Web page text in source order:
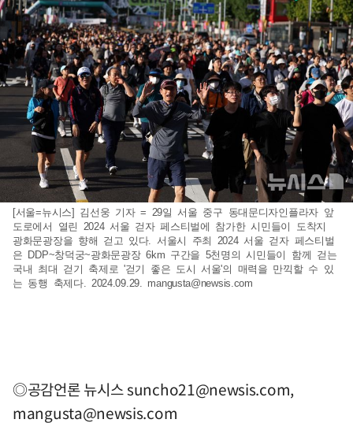
[서울=뉴시스] 김선웅 기자 = 29일 서울 중구 동대문디자인플라자 앞
도로에서 열린 2024 서울 걷자 페스티벌에 참가한 시민들이 도착지
광화문광장을 향해 걷고 있다. 서울시 주최 2024 서울 걷자 페스티벌
은 DDP~창덕궁~광화문광장 6km 구간을 5천명의 시민들이 함께 걷는
국내 최대 걷기 축제로 '걷기 좋은 도시 서울'의 매력을 만끽할 수 있
는 동행 축제다. 2024.09.29. mangusta@newsis.com
◎공감언론 뉴시스suncho21@newsis.com,
mangusta@newsis.com